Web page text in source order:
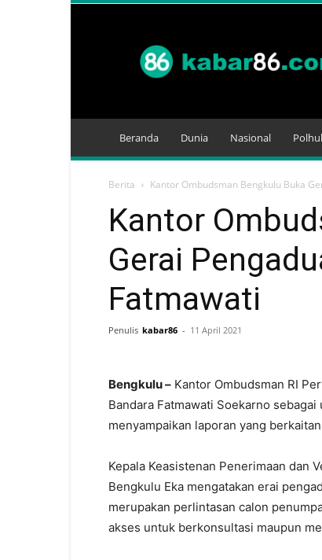
Beranda Dunia Nasional
Berita Kantor Ombudsman Bengkulu Buka
Kantor
Gerai
Fatmawati
Penulis kabar86 - 11 April 2021
Bengkulu – Kantor Ombudsman RI
Bandara Fatmawati Soekarno
menyampaikan laporan yang
Kepala Keasistenan Penerimaan dan
Bengkulu Eka mengatakan erai
merupakan perlintasan calon
akses untuk berkonsultasi maupun